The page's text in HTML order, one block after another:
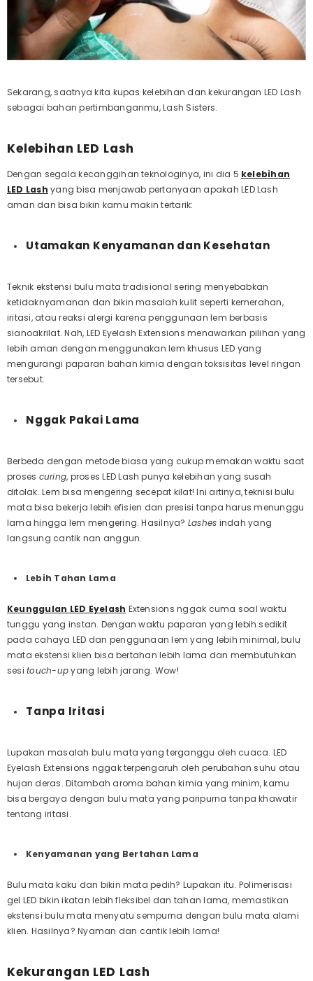
Sekarang, saatnya kita kupas kelebihan dan kekurangan LED Lash
sebagai bahan pertimbanganmu, Lash Sisters.
Kelebihan LED Lash
Dengan segala kecanggihan teknologinya, ini dia 5 kelebihan
LED Lash yang bisa menjawab pertanyaan apakah LED Lash
aman dan bisa bikin kamu makin tertarik:
Utamakan Kenyamanan dan Kesehatan
Teknik ekstensi bulu mata tradisional sering menyebabkan
ketidaknyamanan dan bikin masalah kulit seperti kemerahan,
iritasi, atau reaksi alergi karena penggunaan lem berbasis
sianoakrilat. Nah, LED Eyelash Extensions menawarkan pilihan yang
lebih aman dengan menggunakan lem khusus LED yang
mengurangi paparan bahan kimia dengan toksisitas level ringan
tersebut.
Nggak Pakai Lama
Berbeda dengan metode biasa yang cukup memakan waktu saat
proses curing, proses LED Lash punya kelebihan yang susah
ditolak. Lem bisa mengering secepat kilat! Ini artinya, teknisi bulu
mata bisa bekerja lebih efisien dan presisi tanpa harus menunggu
lama hingga lem mengering. Hasilnya? Lashes indah yang
langsung cantik nan anggun.
Lebih Tahan Lama
Keunggulan LED Eyelash Extensions nggak cuma soal waktu
tunggu yang instan. Dengan waktu paparan yang lebih sedikit
pada cahaya LED dan penggunaan lem yang lebih minimal, bulu
mata ekstensi klien bisa bertahan lebih lama dan membutuhkan
sesitouch-upyang lebih jarang. Wow!
Tanpa Iritasi
Lupakan masalah bulu mata yang terganggu oleh cuaca. LED
Eyelash Extensions nggak terpengaruh oleh perubahan suhu atau
hujan deras. Ditambah aroma bahan kimia yang minim, kamu
bisa bergaya dengan bulu mata yang paripurna tanpa khawatir
tentang iritasi.
Kenyamanan yang Bertahan Lama
Bulu mata kaku dan bikin mata pedih? Lupakan itu. Polimerisasi
gel LED bikin ikatan lebih fleksibel dan tahan lama, memastikan
ekstensi bulu mata menyatu sempurna dengan bulu mata alami
klien. Hasilnya? Nyaman dan cantik lebih lama!
Kekurangan LED Lash